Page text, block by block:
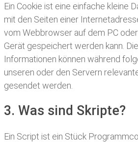
Ein Cookie ist eine einfache kleine
mit den Seiten einer
vom Webbrowser auf dem PC
Gerät gespeichert werden kann.
Informationen können während
unseren oder den Servern
gesendet werden.
3. Was sind Skripte?
Ein Script ist ein Stück